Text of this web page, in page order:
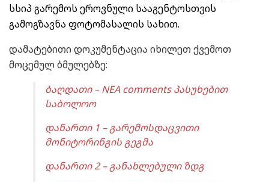
სსიპ გარემოს ეროვნული სააგენტოსთვის
გამოგზავნა ფოტომასალის სახით.
დამატებითი დოკუმენტაცია იხილეთ ქვემოთ
მოცემულ ბმულებზე:
ბაღდათი – NEA comments პასუხებით
საბოლოო
დანართი 1 – გარემოსდაცვითი
მონიტორინგის გეგმა
დანართი 2 – განახლებული ზდგ